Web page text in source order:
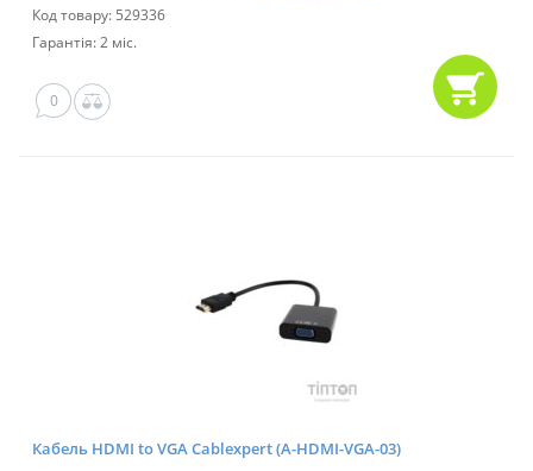
Код товару: 529336
Гарантія: 2 міс.
0
Кабель HDMI to VGA Cablexpert (A-HDMI-VGA-03)